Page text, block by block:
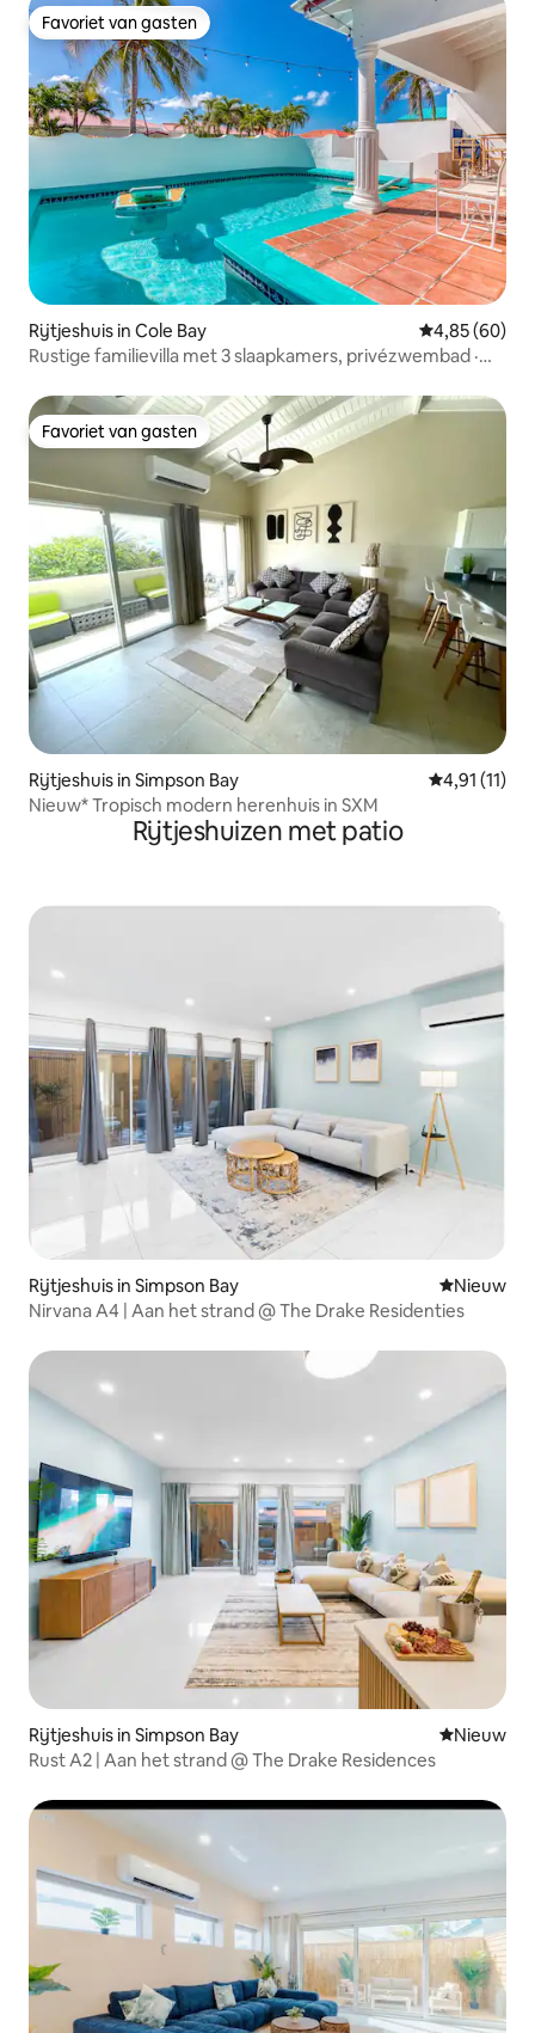
Favoriet van gasten
Favoriet van gasten
Rijtjeshuis in Cole Bay Gemiddelde
4,85 (60)
Rustige familievilla met 3 slaapkamers, privézwembad ·
Favoriet van gasten
Favoriet van gasten
Rijtjeshuis in Simpson Bay Gemiddelde
4,91 (11)
Nieuw* Tropisch modern herenhuis in SXM
Rijtjeshuizen met patio
Rijtjeshuis in Simpson Bay Nieuwe
Nieuw
Nirvana A4 | Aan het strand @ The Drake Residenties
Rijtjeshuis in Simpson Bay Nieuwe
Nieuw
Rust A2 | Aan het strand @ The Drake Residences